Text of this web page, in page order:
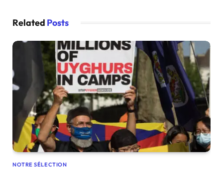
Related Posts
NOTRE SÉLECTION